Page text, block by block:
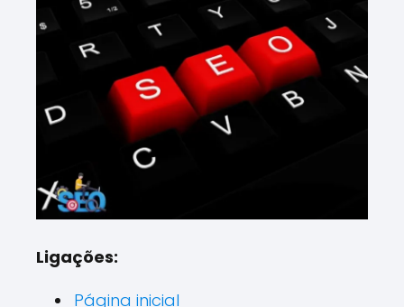
Ligações:
Página inicial